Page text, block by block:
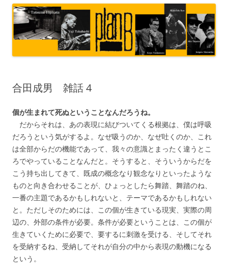
合田成男 雑話 4
個が生まれて死ぬということなんだろうね。
だからそれは、あの表現に結びついてくる根拠は、僕は呼吸
だろうという気がするよ。なぜ吸うのか、なぜ吐くのか、これ
は全部からだの機能であって、我々の意識とまったく違うとこ
ろでやっていることなんだと。そうすると、そういうからだを
こう持ち出してきて、既成の概念なり観念なりといったような
ものと向き合わせることが、ひょっとしたら舞踏、舞踏のね、
一番の主題であるかもしれないと、テーマであるかもしれない
と。ただしそのためには、この個が生きている現実、実際の周
辺の、外部の条件が必要。条件が必要ということは、この個が
生きていくために必要で、要するに刺激を受ける、そしてそれ
を受納するね、受納してそれが自分の中から表現の動機になる
という。